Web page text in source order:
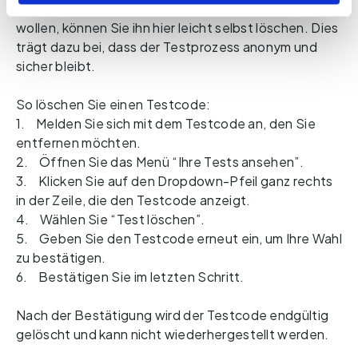
Wenn Sie einen Testcode nicht mehr behalten
wollen, können Sie ihn hier leicht selbst löschen. Dies
trägt dazu bei, dass der Testprozess anonym und
sicher bleibt.
So löschen Sie einen Testcode:
1. Melden Sie sich mit dem Testcode an, den Sie
entfernen möchten.
2. Öffnen Sie das Menü “Ihre Tests ansehen”.
3. Klicken Sie auf den Dropdown-Pfeil ganz rechts
in der Zeile, die den Testcode anzeigt.
4. Wählen Sie “Test löschen”.
5. Geben Sie den Testcode erneut ein, um Ihre Wahl
zu bestätigen.
6. Bestätigen Sie im letzten Schritt.
Nach der Bestätigung wird der Testcode endgültig
gelöscht und kann nicht wiederhergestellt werden.